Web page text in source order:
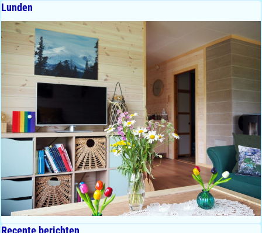
Lunden
Recente berichten